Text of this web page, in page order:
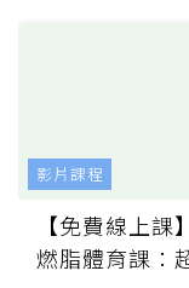
【免費線上課
燃脂體育課：
影片課程